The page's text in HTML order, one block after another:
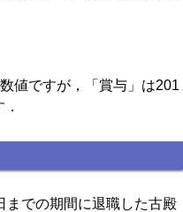
値ですが，「賞与」は201
までの期間に退職した古殿